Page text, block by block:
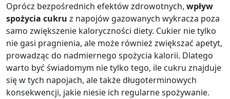
Oprócz bezpośrednich efektów zdrowotnych, wpływ
spożycia cukru z napojów gazowanych wykracza poza
samo zwiększenie kaloryczności diety. Cukier nie tylko
nie gasi pragnienia, ale może również zwiększać apetyt,
prowadząc do nadmiernego spożycia kalorii. Dlatego
warto być świadomym nie tylko tego, ile cukru znajduje
się w tych napojach, ale także długoterminowych
konsekwencji, jakie niesie ich regularne spożywanie.